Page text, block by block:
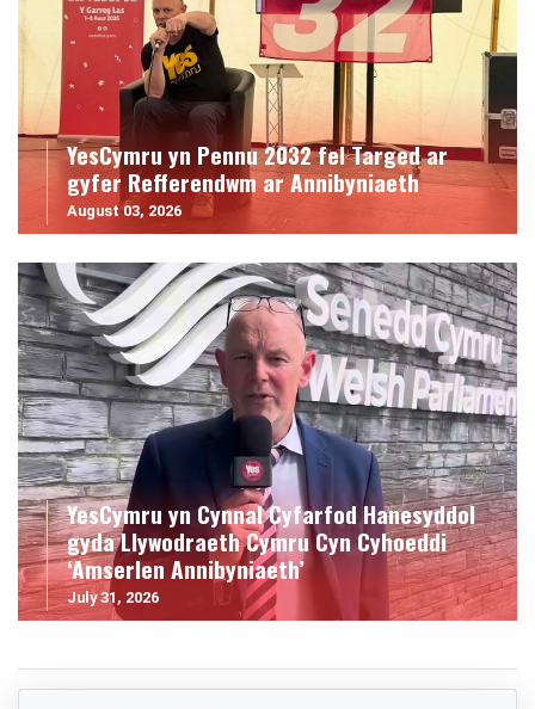
YesCymru yn Pennu 2032 fel Targed ar
gyfer Refferendwm ar Annibyniaeth
August 03, 2026
YesCymru yn Cynnal Cyfarfod Hanesyddol
gyda Llywodraeth Cymru Cyn Cyhoeddi
‘Amserlen Annibyniaeth’
July 31, 2026